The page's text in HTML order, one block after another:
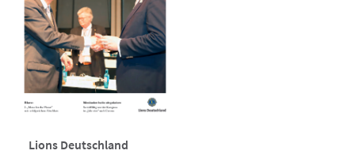
Lions Deutschland